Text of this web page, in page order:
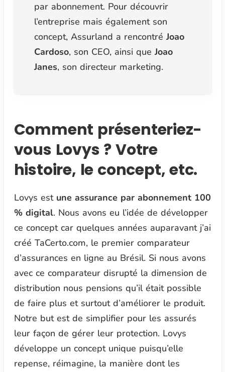
par abonnement. Pour découvrir
l’entreprise mais également son
concept, Assurland a rencontréJoao
Cardoso, son CEO, ainsi queJoao
Janes, son directeur marketing.
Comment présenteriez-
vous Lovys ? Votre
histoire, le concept, etc.
Lovys est une assurance par abonnement 100
% digital. Nous avons eu l’idée de développer
ce concept car quelques années auparavant j’ai
créé TaCerto.com, le premier comparateur
d’assurances en ligne au Brésil. Si nous avons
avec ce comparateur disrupté la dimension de
distribution nous pensions qu’il était possible
de faire plus et surtout d’améliorer le produit.
Notre but est de simplifier pour les assurés
leur façon de gérer leur protection. Lovys
développe un concept unique puisqu’elle
repense, réimagine, la manière dont les